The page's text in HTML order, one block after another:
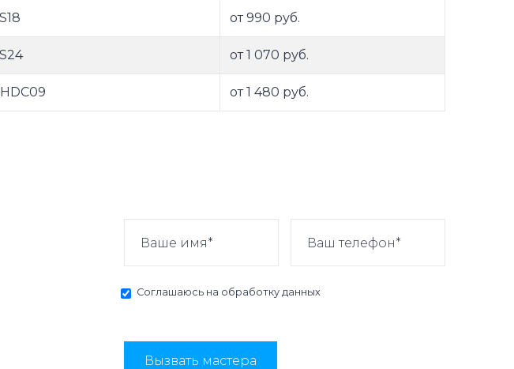
от 990 руб.
от 1 070 руб.
от 1 480 руб.
Соглашаюсь на обработку данных
Вызвать мастера